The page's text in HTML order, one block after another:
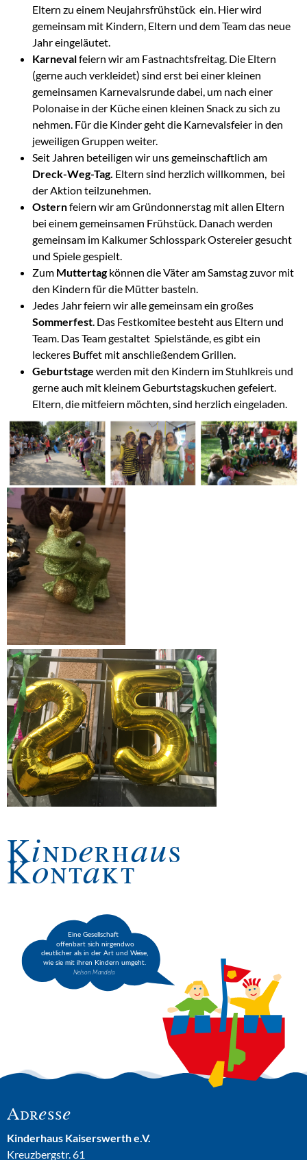
Eltern zu einem Neujahrsfrühstück ein. Hier wird
gemeinsam mit Kindern, Eltern und dem Team das neue
Jahr eingeläutet.
Karnevalfeiern wir am Fastnachtsfreitag. Die Eltern
(gerne auch verkleidet) sind erst bei einer kleinen
gemeinsamen Karnevalsrunde dabei, um nach einer
Polonaise in der Küche einen kleinen Snack zu sich zu
nehmen. Für die Kinder geht die Karnevalsfeier in den
jeweiligen Gruppen weiter.
Seit Jahren beteiligen wir uns gemeinschaftlich am
Dreck-Weg-Tag. Eltern sind herzlich willkommen, bei
der Aktion teilzunehmen.
Osternfeiern wir am Gründonnerstag mit allen Eltern
bei einem gemeinsamen Frühstück. Danach werden
gemeinsam im Kalkumer Schlosspark Ostereier gesucht
und Spiele gespielt.
Zum Muttertagkönnen die Väter am Samstag zuvor mit
den Kindern für die Mütter basteln.
Jedes Jahr feiern wir alle gemeinsam ein großes
Sommerfest. Das Festkomitee besteht aus Eltern und
Team. Das Team gestaltet Spielstände, es gibt ein
leckeres Buffet mit anschließendem Grillen.
Geburtstage werden mit den Kindern im Stuhlkreis und
gerne auch mit kleinem Geburtstagskuchen gefeiert.
Eltern, die mitfeiern möchten, sind herzlich eingeladen.
Kinderhaus
Kontakt
Adresse
Kinderhaus Kaiserswerth e.V.
Kreuzbergstr. 61